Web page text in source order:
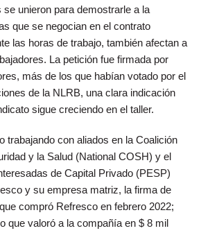
se unieron para demostrarle a la
que se negocian en el contrato
las horas de trabajo, también afectan a
La petición fue firmada por
más de los que habían votado por el
de la NLRB, una clara indicación
sigue creciendo en el taller.
trabajando con aliados en la Coalición
y la Salud (National COSH) y el
de Capital Privado (PESP)
y su empresa matriz, la firma de
compró Refresco en febrero 2022;
que valoró a la compañía en $ 8 mil